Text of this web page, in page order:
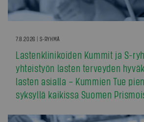
7.8.2026 | S-RYHMÄ
Lastenklinikoiden Kummit ja S-
yhteistyön lasten terveyden
lasten asialla – Kummien Tue
syksyllä kaikissa Suomen